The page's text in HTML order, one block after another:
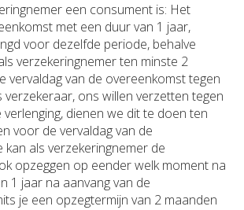
een consument is: Het
met een duur van 1 jaar,
voor dezelfde periode, behalve
verzekeringnemer ten minste 2
vervaldag van de overeenkomst tegen
verzekeraar, ons willen verzetten tegen
verlenging, dienen we dit te doen ten
voor de vervaldag van de
kan als verzekeringnemer de
opzeggen op eender welk moment na
1 jaar na aanvang van de
je een opzegtermijn van 2 maanden